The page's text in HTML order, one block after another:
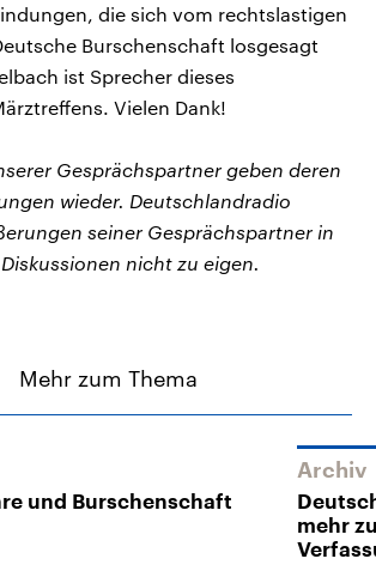
die sich vom rechtslastigen
Burschenschaft losgesagt
ist Sprecher dieses
Vielen Dank!
Gesprächspartner geben deren
wieder. Deutschlandradio
seiner Gesprächspartner in
nicht zu eigen.
Mehr zum Thema
und Burschenschaft
Archiv
mehr